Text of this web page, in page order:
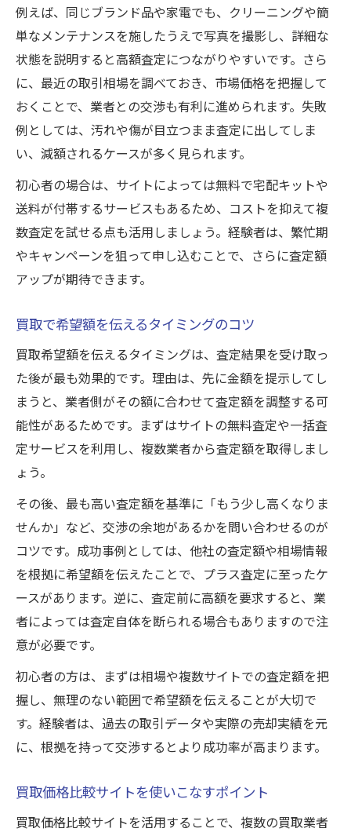
例えば、同じブランド品や家電でも、クリーニングや簡
単なメンテナンスを施したうえで写真を撮影し、詳細な
状態を説明すると高額査定につながりやすいです。さら
に、最近の取引相場を調べておき、市場価格を把握して
おくことで、業者との交渉も有利に進められます。失敗
例としては、汚れや傷が目立つまま査定に出してしま
い、減額されるケースが多く見られます。
初心者の場合は、サイトによっては無料で宅配キットや
送料が付帯するサービスもあるため、コストを抑えて複
数査定を試せる点も活用しましょう。経験者は、繁忙期
やキャンペーンを狙って申し込むことで、さらに査定額
アップが期待できます。
買取で希望額を伝えるタイミングのコツ
買取希望額を伝えるタイミングは、査定結果を受け取っ
た後が最も効果的です。理由は、先に金額を提示してし
まうと、業者側がその額に合わせて査定額を調整する可
能性があるためです。まずはサイトの無料査定や一括査
定サービスを利用し、複数業者から査定額を取得しまし
ょう。
その後、最も高い査定額を基準に「もう少し高くなりま
せんか」など、交渉の余地があるかを問い合わせるのが
コツです。成功事例としては、他社の査定額や相場情報
を根拠に希望額を伝えたことで、プラス査定に至ったケ
ースがあります。逆に、査定前に高額を要求すると、業
者によっては査定自体を断られる場合もありますので注
意が必要です。
初心者の方は、まずは相場や複数サイトでの査定額を把
握し、無理のない範囲で希望額を伝えることが大切で
す。経験者は、過去の取引データや実際の売却実績を元
に、根拠を持って交渉するとより成功率が高まります。
買取価格比較サイトを使いこなすポイント
買取価格比較サイトを活用することで、複数の買取業者